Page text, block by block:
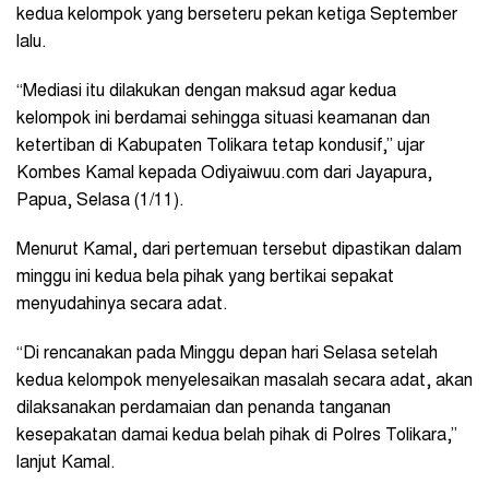
kedua kelompok yang berseteru pekan ketiga September
lalu.
“Mediasi itu dilakukan dengan maksud agar kedua
kelompok ini berdamai sehingga situasi keamanan dan
ketertiban di Kabupaten Tolikara tetap kondusif,” ujar
Kombes Kamal kepada Odiyaiwuu.com dari Jayapura,
Papua, Selasa (1/11).
Menurut Kamal, dari pertemuan tersebut dipastikan dalam
minggu ini kedua bela pihak yang bertikai sepakat
menyudahinya secara adat.
“Di rencanakan pada Minggu depan hari Selasa setelah
kedua kelompok menyelesaikan masalah secara adat, akan
dilaksanakan perdamaian dan penanda tanganan
kesepakatan damai kedua belah pihak di Polres Tolikara,”
lanjut Kamal.